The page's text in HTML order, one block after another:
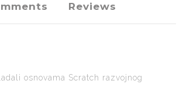
Reviews
osnovama Scratch razvojnog